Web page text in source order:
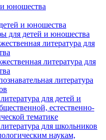
и юношества
и юношества
для детей и юношества
литература для
литература для
литература
для детей и
естественно-
тематике
для школьников
наукам,